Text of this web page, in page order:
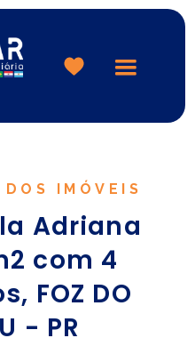
DOS IMÓVEIS
Adriana
com 4
FOZ DO
- PR